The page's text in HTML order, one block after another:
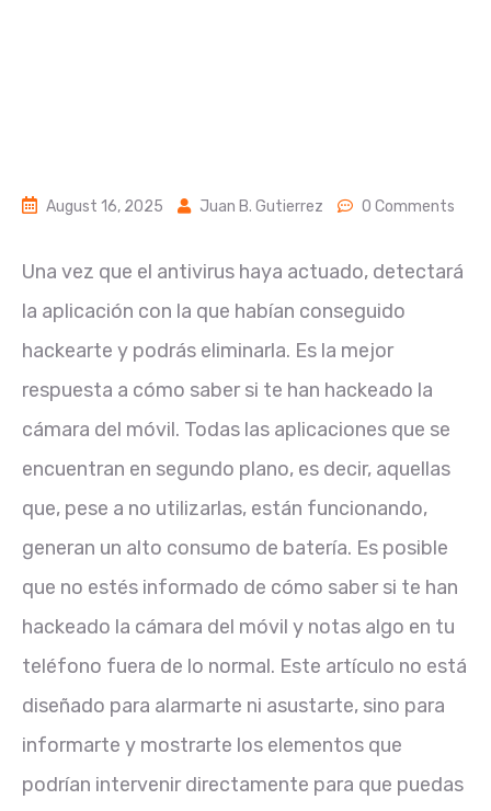
August 16, 2025 Juan B. Gutierrez 0 Comments
Una vez que el antivirus haya actuado, detectará
la aplicación con la que habían conseguido
hackearte y podrás eliminarla. Es la mejor
respuesta a cómo saber si te han hackeado la
cámara del móvil. Todas las aplicaciones que se
encuentran en segundo plano, es decir, aquellas
que, pese a no utilizarlas, están funcionando,
generan un alto consumo de batería. Es posible
que no estés informado de cómo saber si te han
hackeado la cámara del móvil y notas algo en tu
teléfono fuera de lo normal. Este artículo no está
diseñado para alarmarte ni asustarte, sino para
informarte y mostrarte los elementos que
podrían intervenir directamente para que puedas